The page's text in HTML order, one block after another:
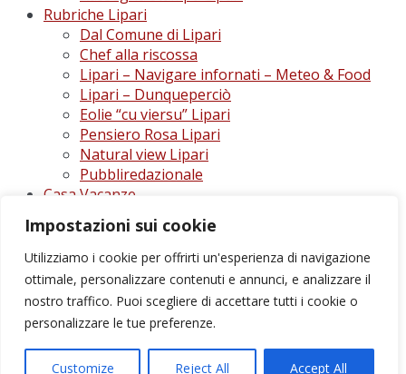
Impostazioni sui cookie
Utilizziamo i cookie per offrirti un'esperienza di navigazione
ottimale, personalizzare contenuti e annunci, e analizzare il
nostro traffico. Puoi scegliere di accettare tutti i cookie o
personalizzare le tue preferenze.
Customize Reject All Accept All
Rubriche Lipari
Dal Comune di Lipari
Chef alla riscossa
Lipari – Navigare infornati – Meteo & Food
Lipari – Dunqueperciò
Eolie “cu viersu” Lipari
Pensiero Rosa Lipari
Natural view Lipari
Pubbliredazionale
Casa Vacanze
Casa vacanze Lipari
Casa Vacanze Salina
Direttore responsabile: Peppe Paino - Eolmedia, via
Zinzolo, 20 - 980555 - Lipari (Me) - Tel. 3924544698 e-
peppepaino1@gmail.com Testata registrata al Tribunale